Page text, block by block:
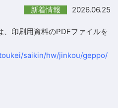
新着情報 2026.06.25
、印刷用資料のPDFファイルを
saikin/hw/jinkou/geppo/